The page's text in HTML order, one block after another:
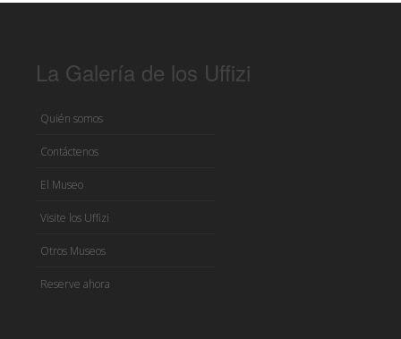
La Galería de los Uffizi
Quién somos
Contáctenos
El Museo
Visite los Uffizi
Otros Museos
Reserve ahora